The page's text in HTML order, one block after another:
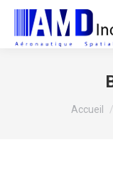
Vous
Accueil